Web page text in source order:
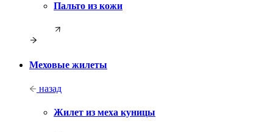
Пальто из кожи
Меховые жилеты
назад
Жилет из меха куницы